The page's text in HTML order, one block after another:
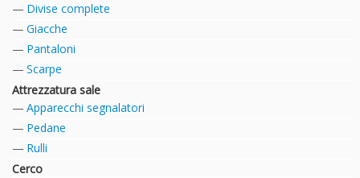
Divise complete
Giacche
Pantaloni
Scarpe
Attrezzatura sale
Apparecchi segnalatori
Pedane
Rulli
Cerco